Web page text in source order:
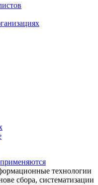
применяются
технологии
сбора, систематизации